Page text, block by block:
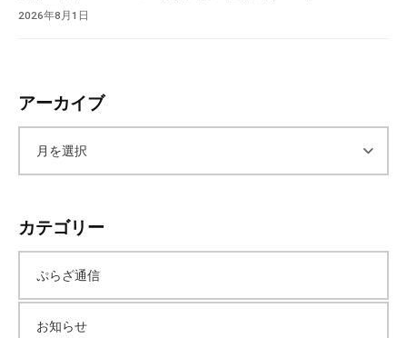
2026年8月1日
アーカイブ
カ
イ
カテゴリー
ぷらざ通信
お知らせ